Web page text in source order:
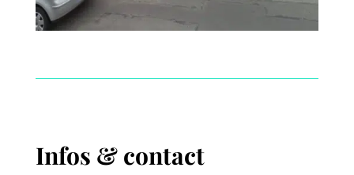
Infos & contact